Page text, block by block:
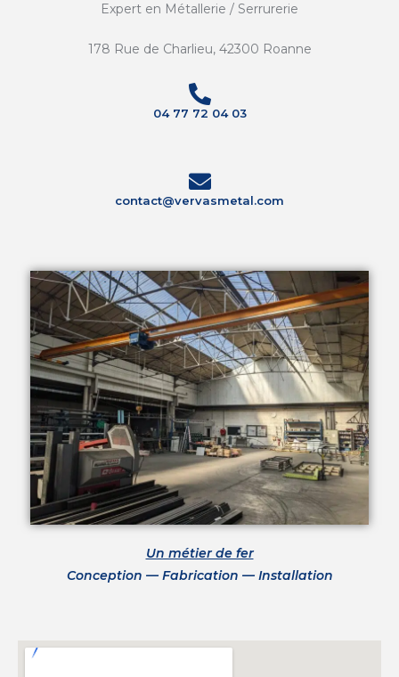
Expert en Métallerie / Serrurerie
178 Rue de Charlieu, 42300 Roanne
04 77 72 04 03
contact@vervasmetal.com
Un métier de fer
Conception — Fabrication — Installation